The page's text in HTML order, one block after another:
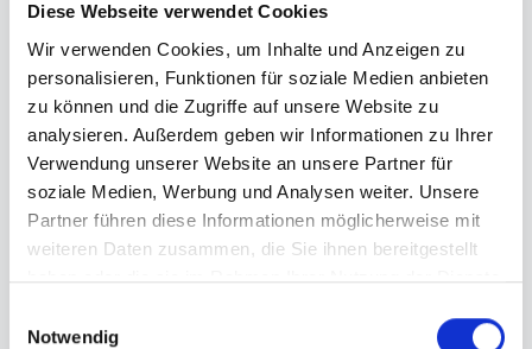
Diese Webseite verwendet Cookies
Wir verwenden Cookies, um Inhalte und Anzeigen zu
personalisieren, Funktionen für soziale Medien anbieten
zu können und die Zugriffe auf unsere Website zu
analysieren. Außerdem geben wir Informationen zu Ihrer
Verwendung unserer Website an unsere Partner für
soziale Medien, Werbung und Analysen weiter. Unsere
Partner führen diese Informationen möglicherweise mit
weiteren Daten zusammen, die Sie ihnen bereitgestellt
haben oder die sie im Rahmen Ihrer Nutzung der Dienste
Notwendig
Gesamtsumme 249,00 €
inkl. MwSt.
Sicher Innovativ
10k+
Teilnehmende